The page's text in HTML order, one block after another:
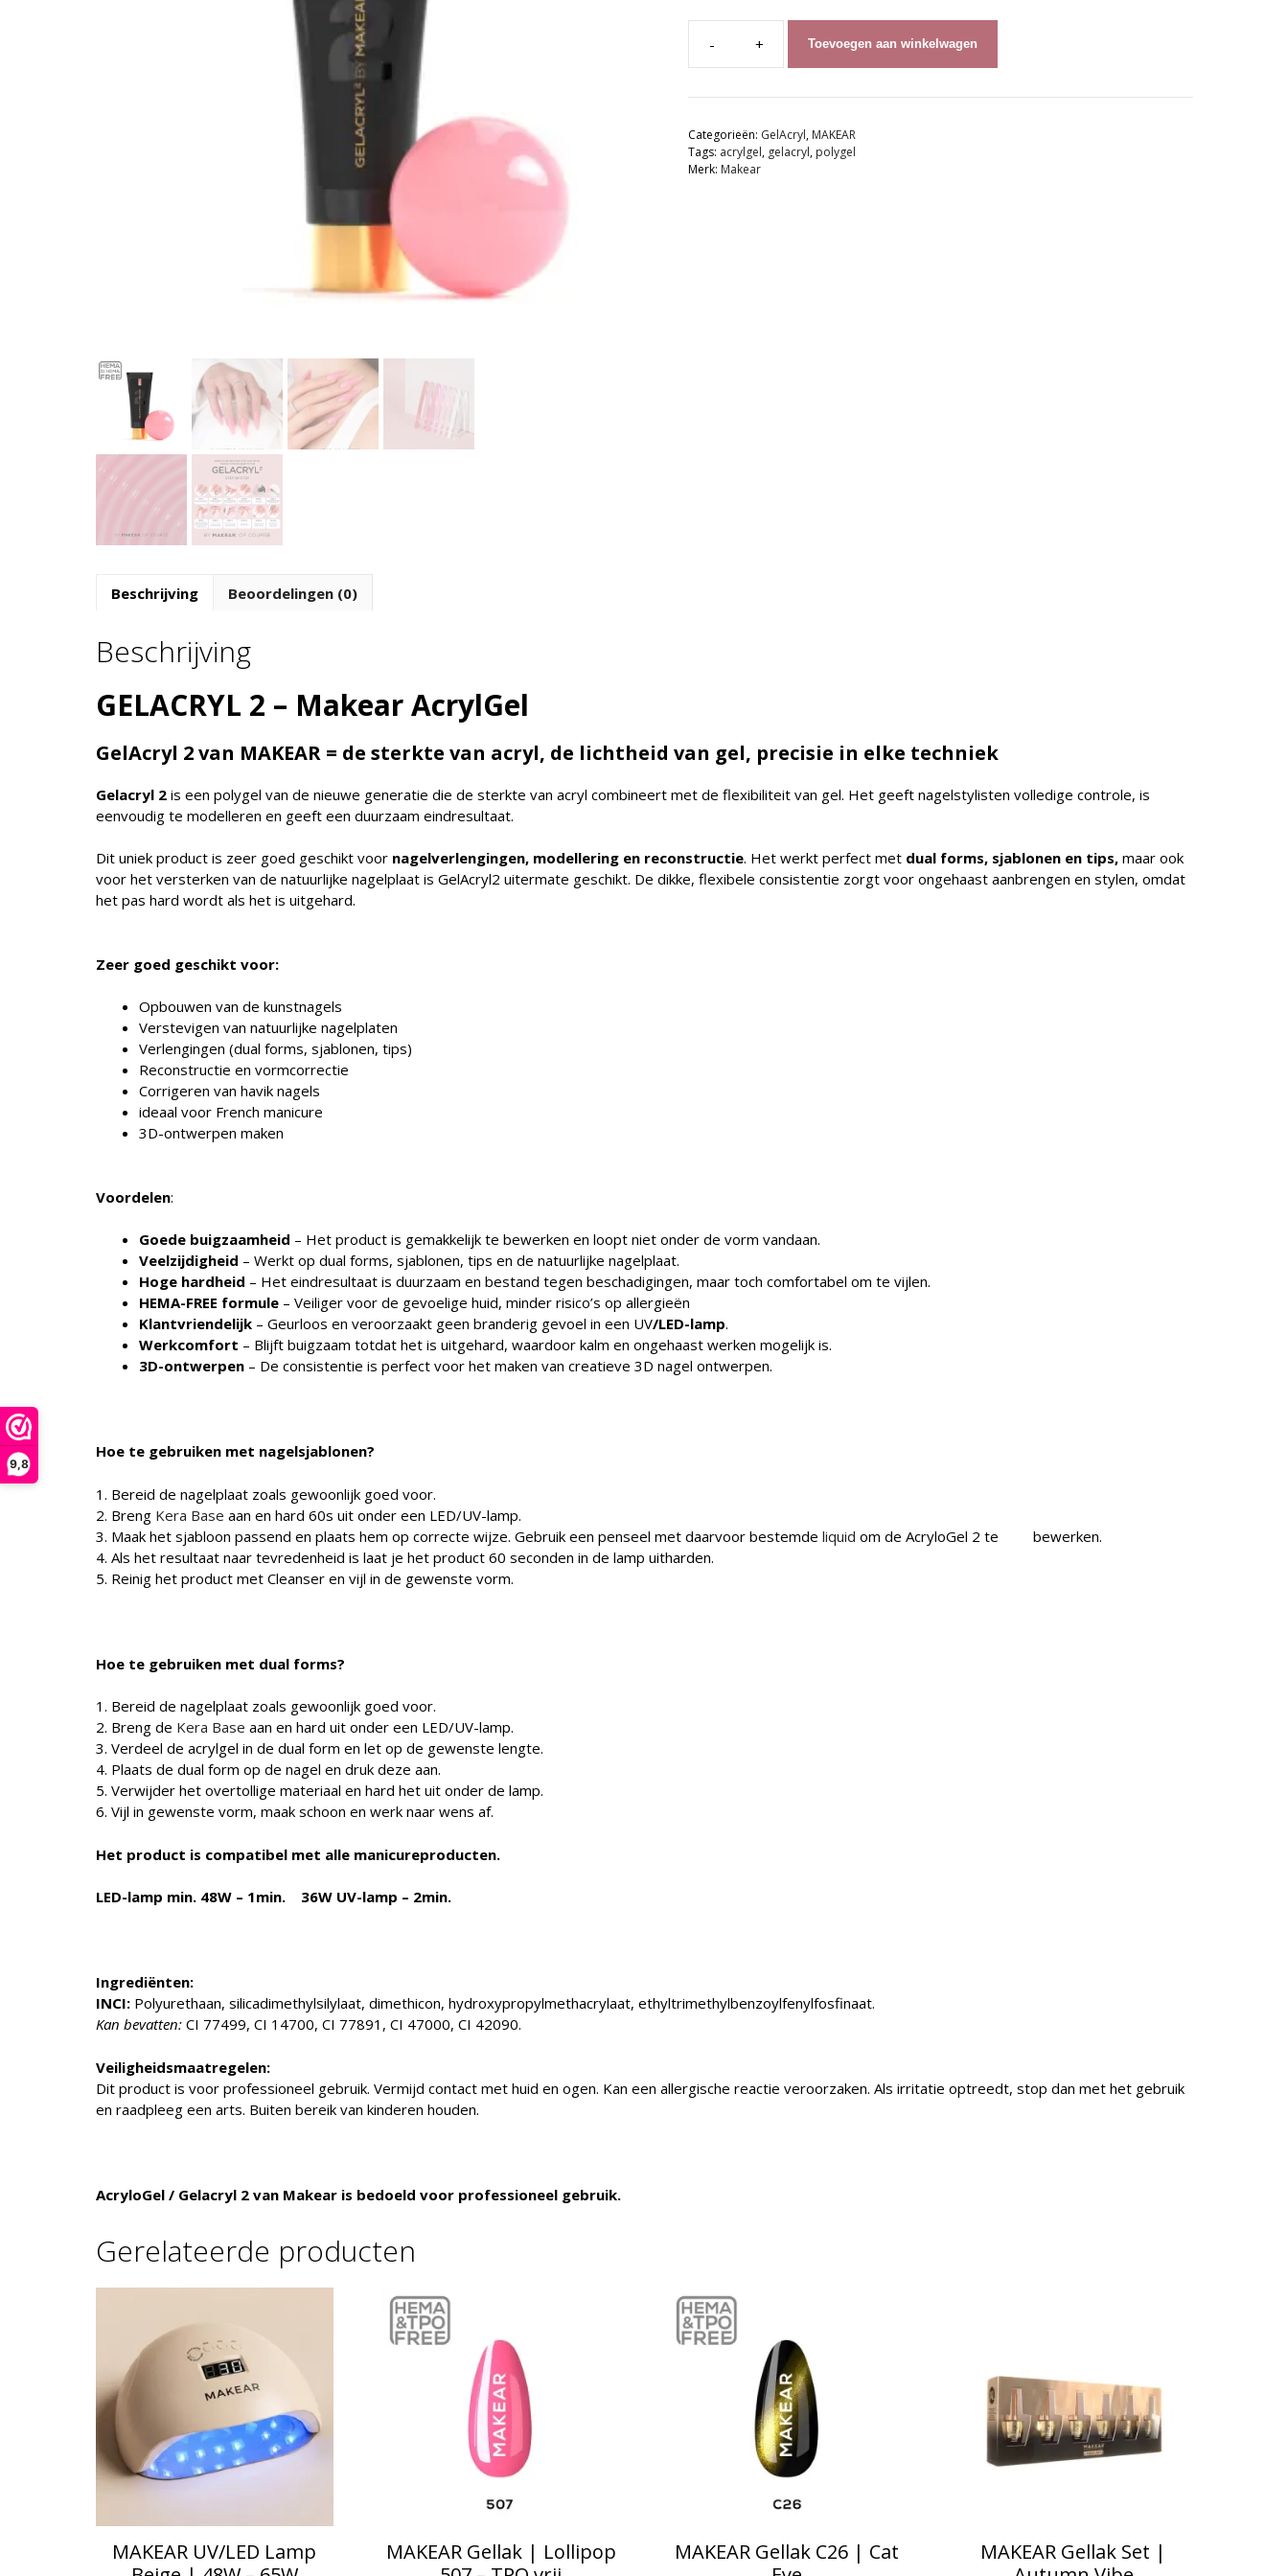
9,8
MAKEAR
GelAcryl
2
GA06
Blush
Pink
Toevoegen aan winkelwagen
Categorieën: GelAcryl, MAKEAR
Tags: acrylgel, gelacryl, polygel
Merk: Makear
Beschrijving Beoordelingen (0)
Beschrijving
GELACRYL 2 – Makear AcrylGel
GelAcryl 2 van MAKEAR = de sterkte van acryl, de lichtheid van gel, precisie in elke techniek
Gelacryl 2is een polygel van de nieuwe generatie die de sterkte van acryl combineert met de flexibiliteit van gel. Het geeft nagelstylisten volledige controle, is
eenvoudig te modelleren en geeft een duurzaam eindresultaat.
Dit uniek product is zeer goed geschikt voor nagelverlengingen, modellering en reconstructie. Het werkt perfect met dual forms, sjablonen en tips,maar ook
voor het versterken van de natuurlijke nagelplaat is GelAcryl2 uitermate geschikt. De dikke, flexibele consistentie zorgt voor ongehaast aanbrengen en stylen, omdat
het pas hard wordt als het is uitgehard.
Zeer goed geschikt voor:
Opbouwen van de kunstnagels
Verstevigen van natuurlijke nagelplaten
Verlengingen (dual forms, sjablonen, tips)
Reconstructie en vormcorrectie
Corrigeren van havik nagels
ideaal voor French manicure
3D-ontwerpen maken
Voordelen:
Goede buigzaamheid – Het product is gemakkelijk te bewerken en loopt niet onder de vorm vandaan.
Veelzijdigheid – Werkt op dual forms, sjablonen, tips en de natuurlijke nagelplaat.
Hoge hardheid – Het eindresultaat is duurzaam en bestand tegen beschadigingen, maar toch comfortabel om te vijlen.
HEMA-FREE formule– Veiliger voor de gevoelige huid, minder risico’s op allergieën
Klantvriendelijk– Geurloos en veroorzaakt geen branderig gevoel in een UV/LED-lamp.
Werkcomfort – Blijft buigzaam totdat het is uitgehard, waardoor kalm en ongehaast werken mogelijk is.
3D-ontwerpen– De consistentie is perfect voor het maken van creatieve 3D nagel ontwerpen.
Hoe te gebruiken met nagelsjablonen?
1. Bereid de nagelplaat zoals gewoonlijk goed voor.
2. Breng Kera Base aan en hard 60s uit onder een LED/UV-lamp.
3. Maak het sjabloon passend en plaats hem op correcte wijze. Gebruik een penseel met daarvoor bestemde liquid om de AcryloGel 2 te bewerken.
4. Als het resultaat naar tevredenheid is laat je het product 60 seconden in de lamp uitharden.
5. Reinig het product met Cleanser en vijl in de gewenste vorm.
Hoe te gebruiken met dual forms?
1. Bereid de nagelplaat zoals gewoonlijk goed voor.
2. Breng de Kera Base aan en hard uit onder een LED/UV-lamp.
3. Verdeel de acrylgel in de dual form en let op de gewenste lengte.
4. Plaats de dual form op de nagel en druk deze aan.
5. Verwijder het overtollige materiaal en hard het uit onder de lamp.
6. Vijl in gewenste vorm, maak schoon en werk naar wens af.
Het product is compatibel met alle manicureproducten.
LED-lamp min. 48W – 1min. 36W UV-lamp – 2min.
Ingrediënten:
INCI:Polyurethaan, silicadimethylsilylaat, dimethicon, hydroxypropylmethacrylaat, ethyltrimethylbenzoylfenylfosfinaat.
Kan bevatten:CI 77499, CI 14700, CI 77891, CI 47000, CI 42090.
Veiligheidsmaatregelen:
Dit product is voor professioneel gebruik. Vermijd contact met huid en ogen. Kan een allergische reactie veroorzaken. Als irritatie optreedt, stop dan met het gebruik
en raadpleeg een arts. Buiten bereik van kinderen houden.
AcryloGel / Gelacryl 2 van Makear is bedoeld voor professioneel gebruik.
Gerelateerde producten
MAKEAR UV/LED Lamp
MAKEAR Gellak | Lollipop
MAKEAR Gellak C26 | Cat
MAKEAR Gellak Set |